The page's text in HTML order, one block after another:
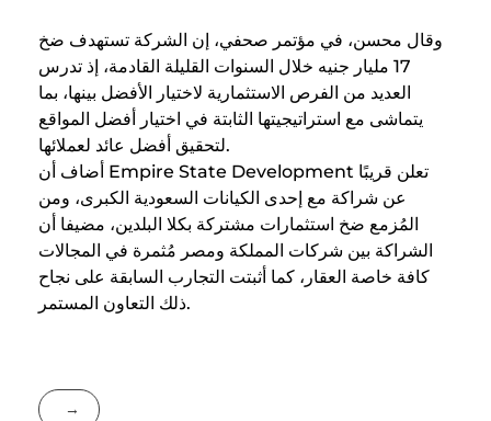
وقال محسن، في مؤتمر صحفي، إن الشركة تستهدف ضخ
17 مليار جنيه خلال السنوات القليلة القادمة، إذ تدرس
العديد من الفرص الاستثمارية لاختيار الأفضل بينها، بما
يتماشى مع استراتيجيتها الثابتة في اختيار أفضل المواقع
لتحقيق أفضل عائد لعملائها.
أضاف أن Empire State Development تعلن قريبًا
عن شراكة مع إحدى الكيانات السعودية الكبرى، ومن
المُزمع ضخ استثمارات مشتركة بكلا البلدين، مضيفا أن
الشراكة بين شركات المملكة ومصر مُثمرة في المجالات
كافة خاصة العقار، كما أثبتت التجارب السابقة على نجاح
ذلك التعاون المستمر.